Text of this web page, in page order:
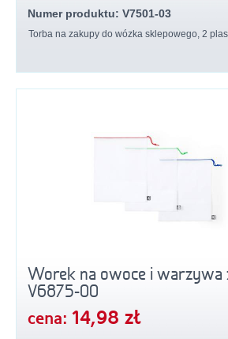
Numer produktu: V7501-03
Torba na zakupy do wózka sklepowego, 2
Worek na owoce i warzywa
V6875-00
cena: 14,98 zł